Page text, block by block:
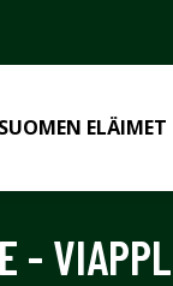
SUOMEN ELÄIMET
-